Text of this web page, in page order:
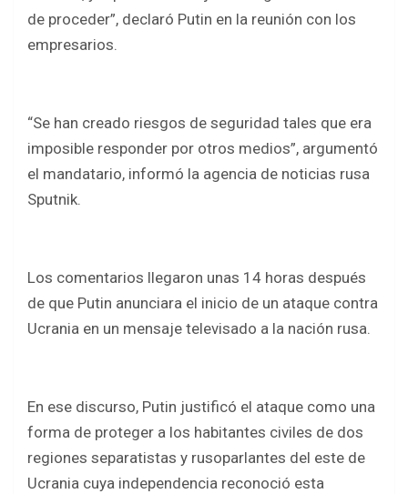
de proceder”, declaró Putin en la reunión con los
empresarios.
“Se han creado riesgos de seguridad tales que era
imposible responder por otros medios”, argumentó
el mandatario, informó la agencia de noticias rusa
Sputnik.
Los comentarios llegaron unas 14 horas después
de que Putin anunciara el inicio de un ataque contra
Ucrania en un mensaje televisado a la nación rusa.
En ese discurso, Putin justificó el ataque como una
forma de proteger a los habitantes civiles de dos
regiones separatistas y rusoparlantes del este de
Ucrania cuya independencia reconoció esta